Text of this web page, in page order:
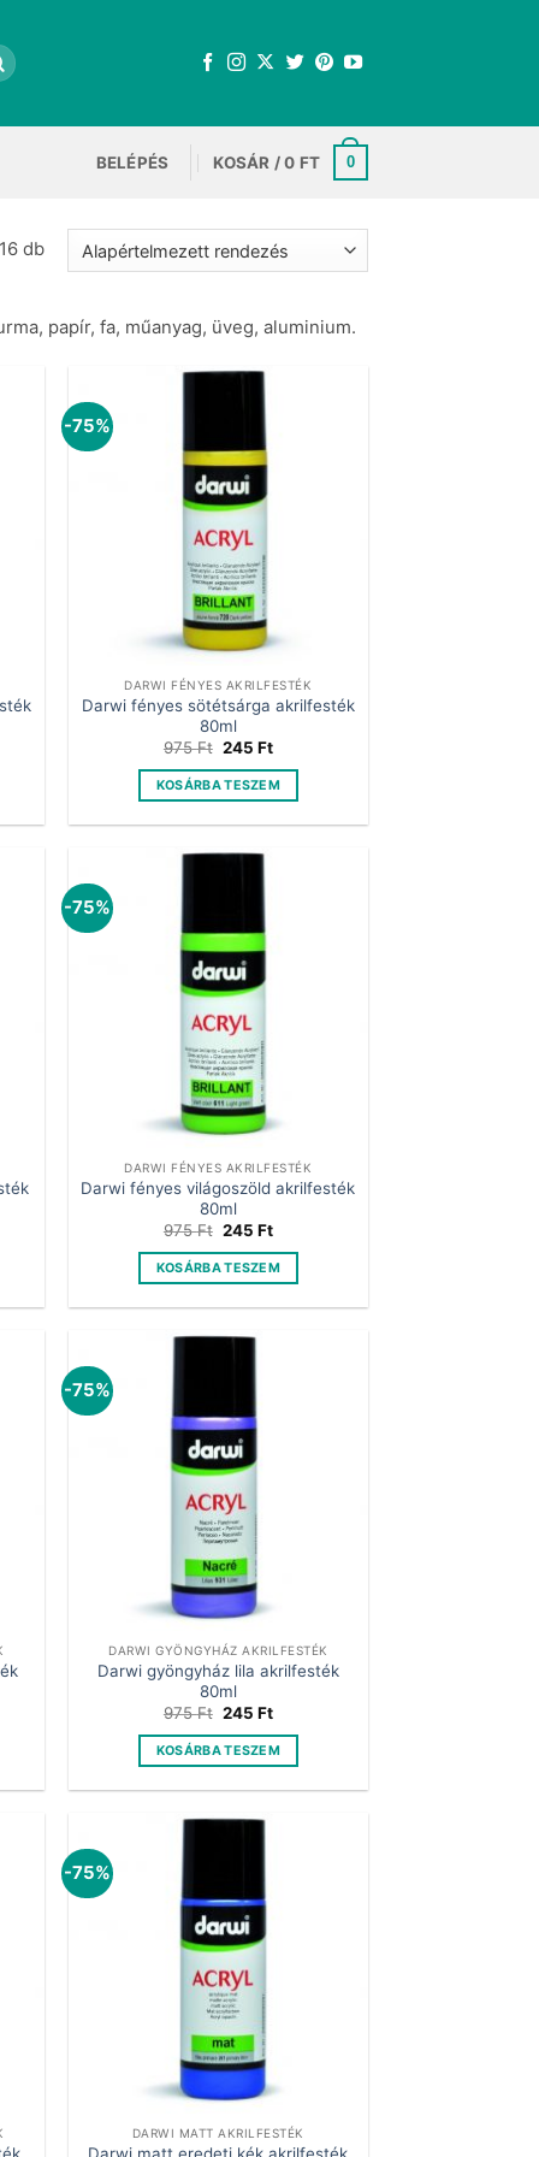
BELÉPÉS KOSÁR /0 FT 0
db
papír, fa, műanyag, üveg, aluminium.
-75%
DARWI FÉNYES AKRILFESTÉK
Darwi fényes sötétsárga akrilfesték
80ml
975Ft Original
was:
975 Ft.
245 FtCurrent
is:
245 Ft.
KOSÁRBA TESZEM
-75%
DARWI FÉNYES AKRILFESTÉK
Darwi fényes világoszöld akrilfesték
80ml
975Ft Original
was:
975 Ft.
245 FtCurrent
is:
245 Ft.
KOSÁRBA TESZEM
-75%
DARWI GYÖNGYHÁZ AKRILFESTÉK
Darwi gyöngyház lila akrilfesték
80ml
975Ft Original
was:
975 Ft.
245 FtCurrent
is:
245 Ft.
KOSÁRBA TESZEM
-75%
DARWI MATT AKRILFESTÉK